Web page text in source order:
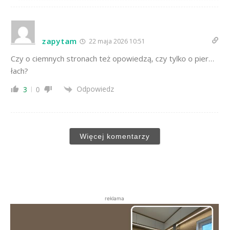
zapytam 22 maja 2026 10:51
Czy o ciemnych stronach też opowiedzą, czy tylko o pier…
łach?
3 0 Odpowiedz
Więcej komentarzy
reklama